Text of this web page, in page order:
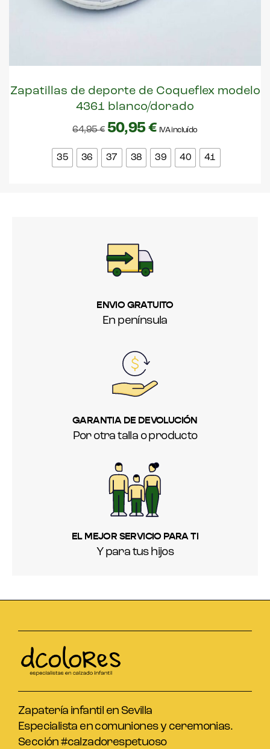
Zapatillas de deporte de Coqueflex modelo
4361 blanco/dorado
64,95€ 50,95€ IVA incluído
35 36 37 38 39 40 41
ENVIO GRATUITO
En península
GARANTIA DE DEVOLUCIÓN
Por otra talla o producto
EL MEJOR SERVICIO PARA TI
Y para tus hijos
Zapatería infantil en Sevilla
Especialista en comuniones y ceremonias.
Sección #calzadorespetuoso